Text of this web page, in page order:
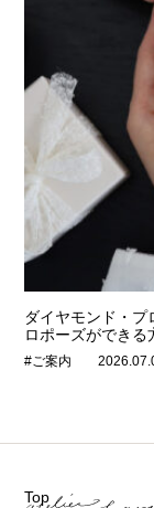
ダイヤモンド・
ロポーズができる
#ご案内
Top